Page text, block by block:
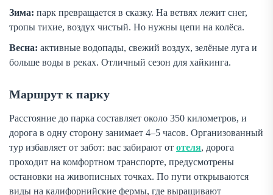
Зима: парк превращается в сказку. На ветвях лежит снег,
тропы тихие, воздух чистый. Но нужны цепи на колёса.
Весна: активные водопады, свежий воздух, зелёные луга и
больше воды в реках. Отличный сезон для хайкинга.
Маршрут к парку
Расстояние до парка составляет около 350 километров, и
дорога в одну сторону занимает 4–5 часов. Организованный
тур избавляет от забот: вас забирают от отеля, дорога
проходит на комфортном транспорте, предусмотрены
остановки на живописных точках. По пути открываются
виды на калифорнийские фермы, где выращивают